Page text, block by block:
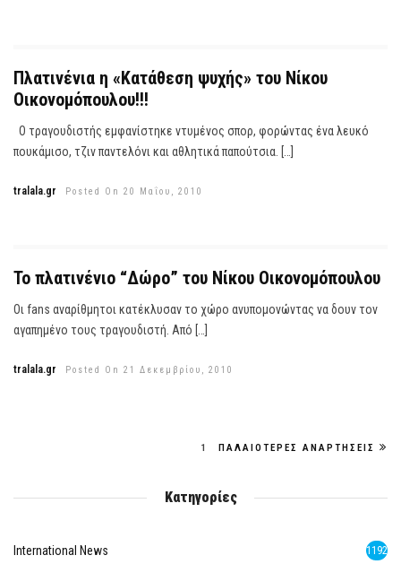
Πλατινένια η «Κατάθεση ψυχής» του Νίκου
Οικονομόπουλου!!!
Ο τραγουδιστής εμφανίστηκε ντυμένος σπορ, φορώντας ένα λευκό
πουκάμισο, τζιν παντελόνι και αθλητικά παπούτσια. […]
tralala.gr Posted On 20 Μαΐου, 2010
Το πλατινένιο “Δώρο” του Νίκου Οικονομόπουλου
Οι fans αναρίθμητοι κατέκλυσαν το χώρο ανυπομονώντας να δουν τον
αγαπημένο τους τραγουδιστή. Από […]
tralala.gr Posted On 21 Δεκεμβρίου, 2010
1 ΠΑΛΑΙΌΤΕΡΕΣ ΑΝΑΡΤΉΣΕΙΣ
Κατηγορίες
International News 1192